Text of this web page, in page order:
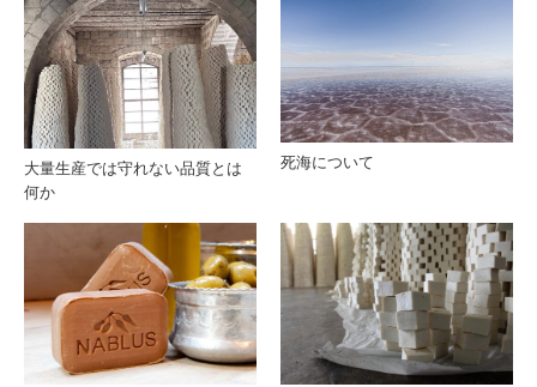
が香
りを
ほと
残さ
ない
理由
く石
鹸作
パレ
スチ
ナの
大量生産では守れない品質とは
何か
死海について